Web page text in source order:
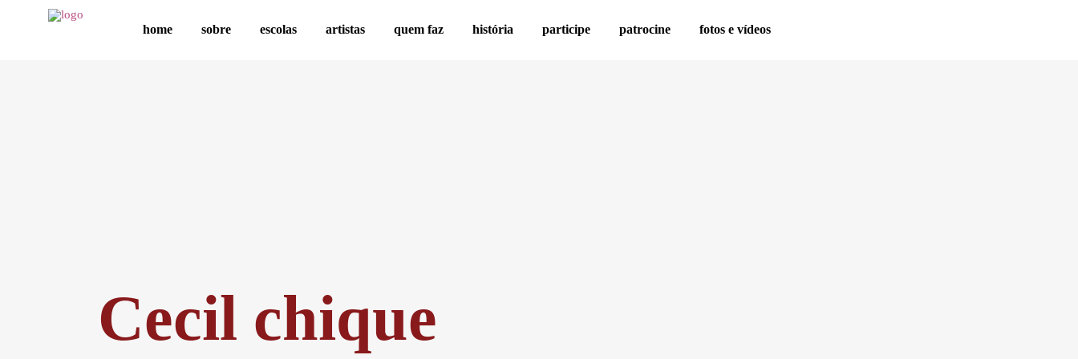
home sobre escolas artistas quem faz história participe patrocine fotos e vídeos
Cecil chique